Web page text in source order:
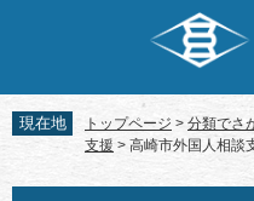
先
頭
す。
を
飛
し
現在地 トップページ > 分類でさ
支援 > 高崎市外国人相談